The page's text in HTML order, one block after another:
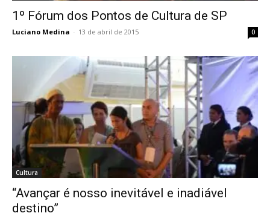
1º Fórum dos Pontos de Cultura de SP
Luciano Medina - 13 de abril de 2015 0
Cultura
“Avançar é nosso inevitável e inadiável
destino”